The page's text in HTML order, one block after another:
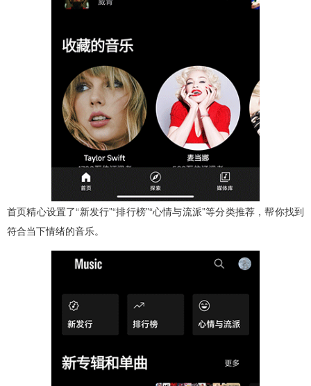
首页精心设置了“新发行”“排行榜”“心情与流派”等分类推荐，帮你找到
符合当下情绪的音乐。